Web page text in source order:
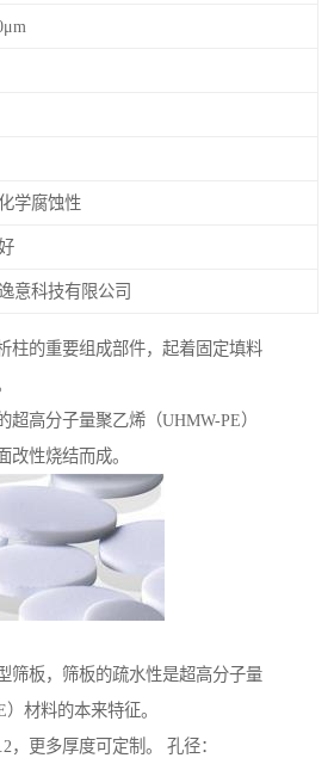
学腐蚀性
意科技有限公司
柱的重要组成部件，起着固定填料
超高分子量聚乙烯（UHMW-PE）
改性烧结而成。
筛板，筛板的疏水性是超高分子量
材料的本来特征。
，更多厚度可定制。 孔径：